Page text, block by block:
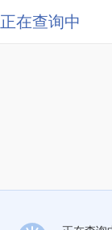
正在查询中